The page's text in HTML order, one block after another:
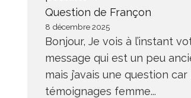
Question de Françon
8 décembre 2025
Bonjour, Je vois à l’instant
message qui est un peu
mais j’avais une question car
témoignages femme...